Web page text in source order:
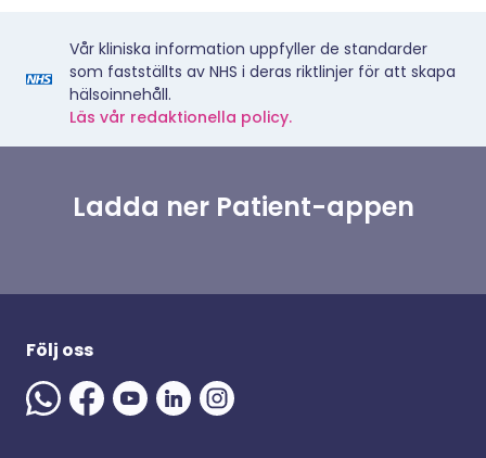
Vår kliniska information uppfyller de standarder
som fastställts av NHS i deras riktlinjer för att skapa
hälsoinnehåll.
Läs vår redaktionella policy.
Ladda ner Patient-appen
Följ oss